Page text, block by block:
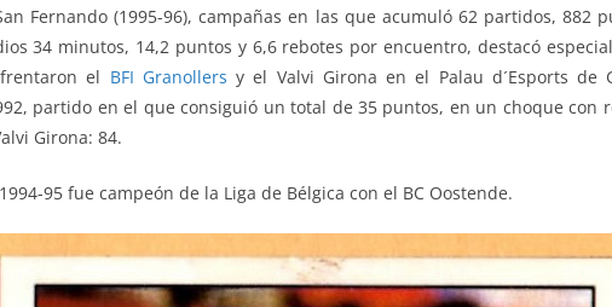
Fernando (1995-96), campañas en las que acumuló 62 partidos, 882
34 minutos, 14,2 puntos y 6,6 rebotes por encuentro, destacó
el BFI Granollers y el Valvi Girona en el Palau d´Esports de
partido en el que consiguió un total de 35 puntos, en un choque con
Girona: 84.
95 fue campeón de la Liga de Bélgica con el BC Oostende.